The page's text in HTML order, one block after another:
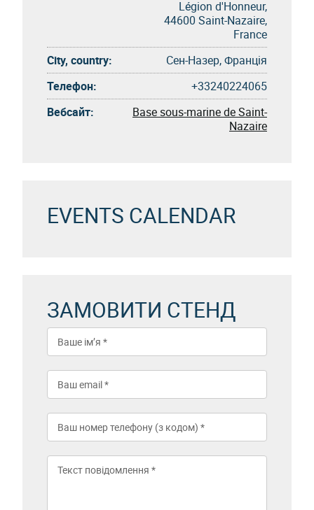
Légion d'Honneur,
44600 Saint-Nazaire,
France
City, country:
Сен-Назер, Франція
Телефон:
+33240224065
Вебсайт:
Base sous-marine de Saint-
Nazaire
EVENTS CALENDAR
ЗАМОВИТИ СТЕНД